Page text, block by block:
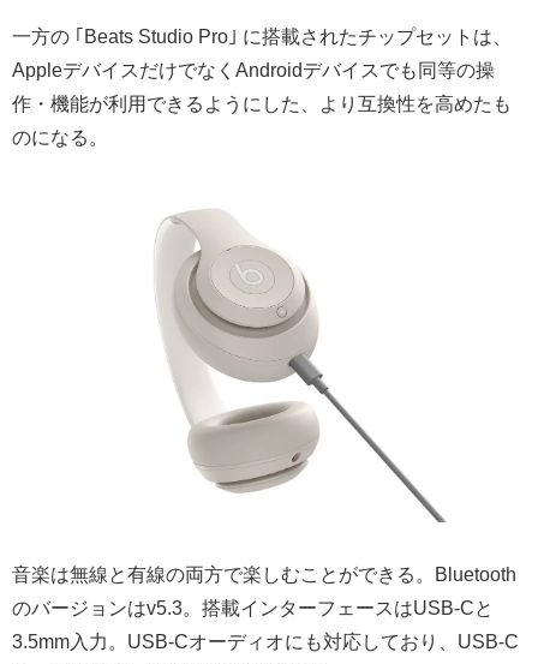
一方の ｢Beats Studio Pro｣ に搭載されたチップセットは、
AppleデバイスだけでなくAndroidデバイスでも同等の操
作・機能が利用できるようにした、より互換性を高めたも
のになる。
音楽は無線と有線の両方で楽しむことができる。Bluetooth
のバージョンはv5.3。搭載インターフェースはUSB-Cと
3.5mm入力。USB-Cオーディオにも対応しており、USB-C